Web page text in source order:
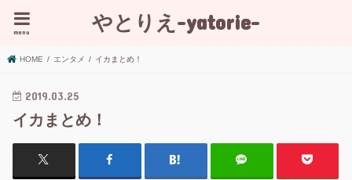
やとりえ-yatorie-
menu
HOME エンタメ イカまとめ！
2019.03.25
イカまとめ！